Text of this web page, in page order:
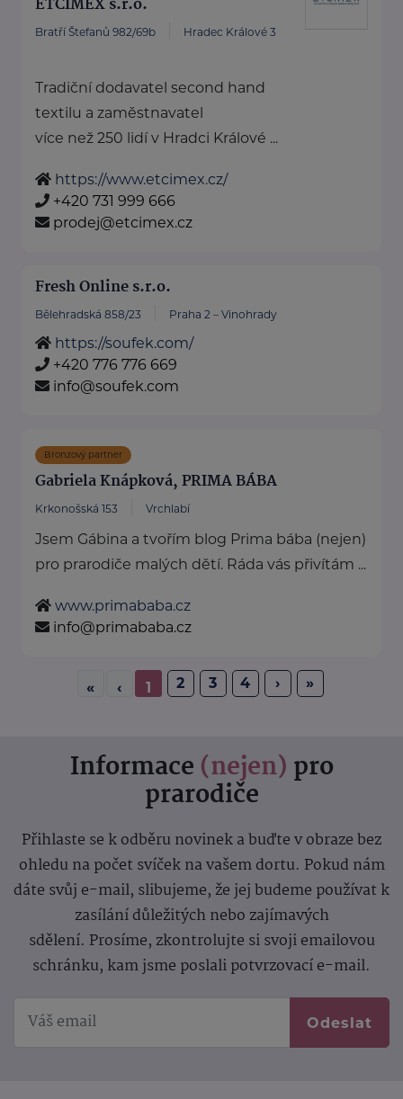
ETCIMEX s.r.o.
Bratří Štefanů 982/69b Hradec Králové 3
Tradiční dodavatel second hand
textilu a zaměstnavatel
více než 250 lidí v Hradci Králové ...
https://www.etcimex.cz/
+420 731 999 666
prodej@etcimex.cz
Fresh Online s.r.o.
Bělehradská 858/23 Praha 2 – Vinohrady
https://soufek.com/
+420 776 776 669
info@soufek.com
Bronzový partner
Gabriela Knápková, PRIMA BÁBA
Krkonošská 153 Vrchlabí
Jsem Gábina a tvořím blog Prima bába (nejen)
pro prarodiče malých dětí. Ráda vás přivítám ...
www.primababa.cz
info@primababa.cz
« ‹ 1 2 3 4 › »
Informace (nejen) pro
prarodiče
Přihlaste se k odběru novinek a buďte v obraze bez
ohledu na počet svíček na vašem dortu. Pokud nám
dáte svůj e-mail, slibujeme, že jej budeme používat k
zasílání důležitých nebo zajímavých
sdělení. Prosíme, zkontrolujte si svoji emailovou
schránku, kam jsme poslali potvrzovací e-mail.
Odeslat